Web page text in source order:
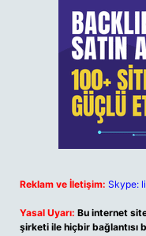
Reklam ve İletişim: Skype:
Yasal Uyarı: Bu internet
şirketi ile hiçbir bağlantısı